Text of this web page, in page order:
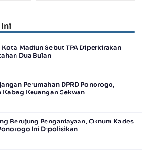
Kota Madiun Sebut TPA Diperkirakan
Dua Bulan
Perumahan DPRD Ponorogo,
Kabag Keuangan Sekwan
Berujung Penganiayaan, Oknum Kades
Ini Dipolisikan